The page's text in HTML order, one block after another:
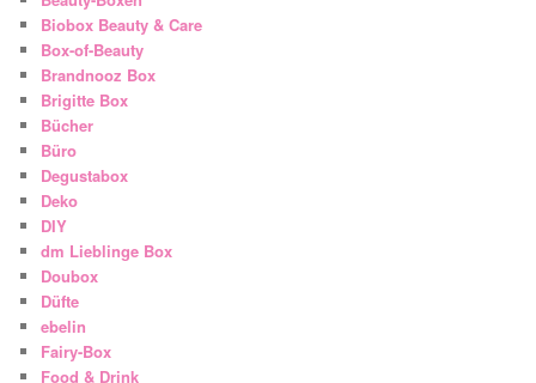
Biobox Beauty & Care
Box-of-Beauty
Brandnooz Box
Brigitte Box
Bücher
Büro
Degustabox
Deko
DIY
dm Lieblinge Box
Doubox
Düfte
ebelin
Fairy-Box
Food & Drink